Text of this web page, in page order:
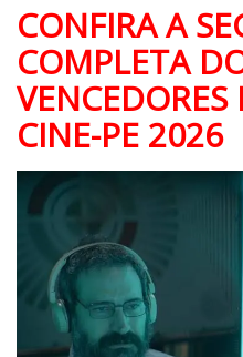
CONFIRA A
COMPLETA
VENCEDORES
CINE-PE 2026